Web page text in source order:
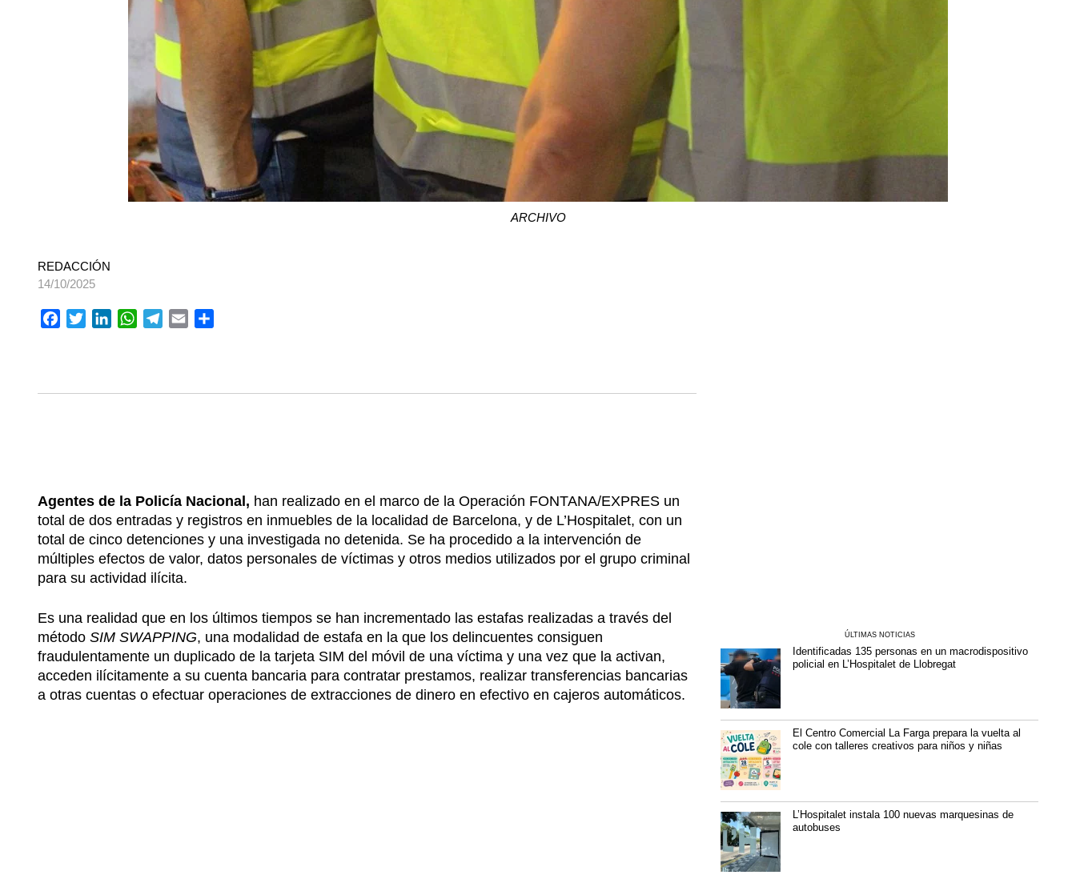
ARCHIVO
REDACCIÓN
14/10/2025
FacebookTwitterLinkedInWhatsApp
Telegram
Email
Agentes de la Policía Nacional, han realizado en el marco de la Operación FONTANA/EXPRES un
total de dos entradas y registros en inmuebles de la localidad de Barcelona, y de L’Hospitalet, con un
total de cinco detenciones y una investigada no detenida. Se ha procedido a la intervención de
múltiples efectos de valor, datos personales de víctimas y otros medios utilizados por el grupo criminal
para su actividad ilícita.
Es una realidad que en los últimos tiempos se han incrementado las estafas realizadas a través del
método SIM SWAPPING, una modalidad de estafa en la que los delincuentes consiguen
fraudulentamente un duplicado de la tarjeta SIM del móvil de una víctima y una vez que la activan,
acceden ilícitamente a su cuenta bancaria para contratar prestamos, realizar transferencias bancarias
a otras cuentas o efectuar operaciones de extracciones de dinero en efectivo en cajeros automáticos.
ÚLTIMAS NOTICIAS
Identificadas 135 personas en un macrodispositivo
policial en L’Hospitalet de Llobregat
El Centro Comercial La Farga prepara la vuelta al
cole con talleres creativos para niños y niñas
L’Hospitalet instala 100 nuevas marquesinas de
autobuses